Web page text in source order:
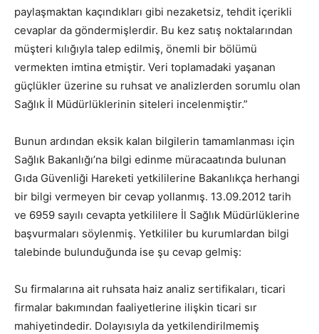
paylaşmaktan kaçındıkları gibi nezaketsiz, tehdit içerikli
cevaplar da göndermişlerdir. Bu kez satış noktalarından
müşteri kılığıyla talep edilmiş, önemli bir bölümü
vermekten imtina etmiştir. Veri toplamadaki yaşanan
güçlükler üzerine su ruhsat ve analizlerden sorumlu olan
Sağlık İl Müdürlüklerinin siteleri incelenmiştir.”
Bunun ardından eksik kalan bilgilerin tamamlanması için
Sağlık Bakanlığı’na bilgi edinme müracaatında bulunan
Gıda Güvenliği Hareketi yetkililerine Bakanlıkça herhangi
bir bilgi vermeyen bir cevap yollanmış. 13.09.2012 tarih
ve 6959 sayılı cevapta yetkililere İl Sağlık Müdürlüklerine
başvurmaları söylenmiş. Yetkililer bu kurumlardan bilgi
talebinde bulunduğunda ise şu cevap gelmiş:
Su firmalarına ait ruhsata haiz analiz sertifikaları, ticari
firmalar bakımından faaliyetlerine ilişkin ticari sır
mahiyetindedir. Dolayısıyla da yetkilendirilmemiş